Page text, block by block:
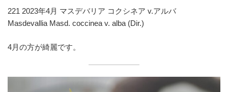
221 2023年4月 マスデバリア コクシネア v.アルバ
Masdevallia Masd. coccinea v. alba (Dir.)
4月の方が綺麗です。